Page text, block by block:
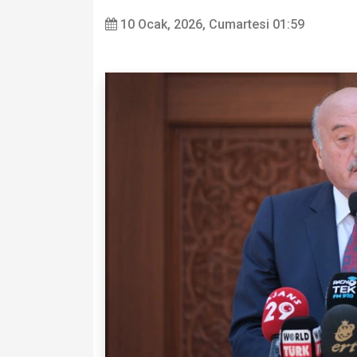
10 Ocak, 2026, Cumartesi 01:59